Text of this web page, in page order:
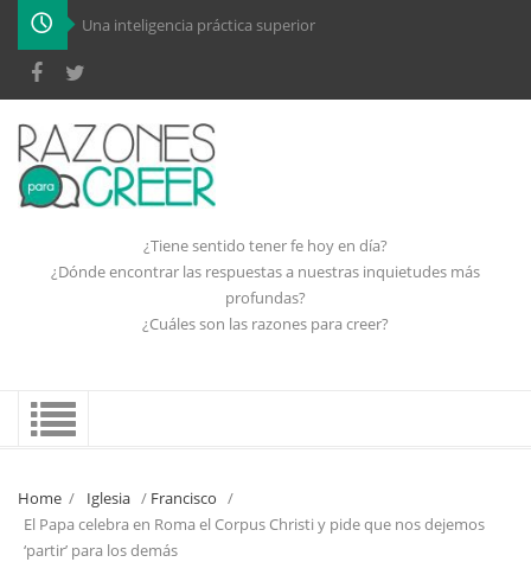
Una inteligencia práctica superior
¿Tiene sentido tener fe hoy en día?
¿Dónde encontrar las respuestas a nuestras inquietudes más
profundas?
¿Cuáles son las razones para creer?
Home / Iglesia / Francisco /
El Papa celebra en Roma el Corpus Christi y pide que nos dejemos
‘partir’ para los demás